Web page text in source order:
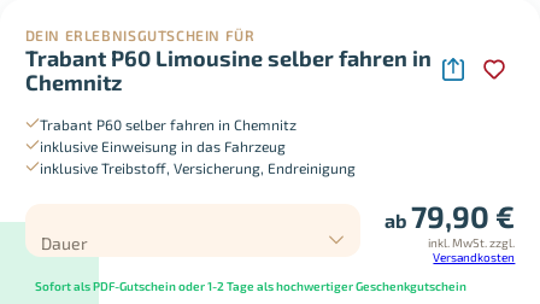
DEIN ERLEBNISGUTSCHEIN FÜR
Trabant P60 Limousine selber fahren in
Chemnitz
Trabant P60 selber fahren in Chemnitz
inklusive Einweisung in das Fahrzeug
inklusive Treibstoff, Versicherung, Endreinigung
Dauer
ab 79,90 €
inkl. MwSt. zzgl.
Versandkosten
Sofort als PDF-Gutschein oder 1-2 Tage als hochwertiger Geschenkgutschein